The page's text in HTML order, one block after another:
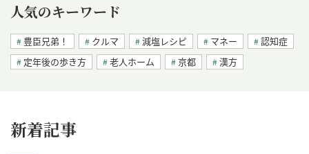
人気のキーワード
豊臣兄弟！ クルマ 減塩レシピ マネー
認知症
定年後の歩き方
老人ホーム 京都 漢方
新着記事